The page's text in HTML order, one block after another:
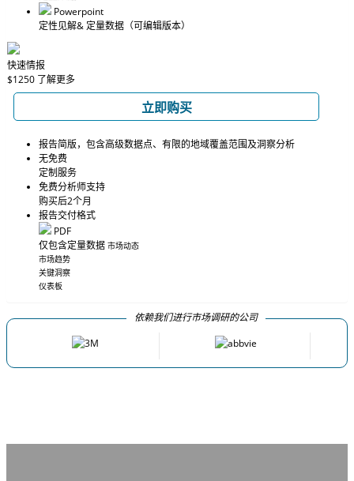
Powerpoint
定性见解& 定量数据 （可编辑版本）
快速情报
$1250 了解更多
立即购买
报告简版，包含高级数据点、有限的地域覆盖范围及洞察分析
无免费
定制服务
免费分析师支持
购买后2个月
报告交付格式
PDF
仅包含定量数据 市场动态
市场趋势
关键洞察
仪表板
依赖我们进行市场调研的公司